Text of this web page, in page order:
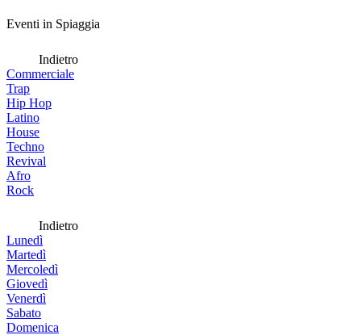
Eventi in Spiaggia
Indietro
Commerciale
Trap
Hip Hop
Latino
House
Techno
Revival
Afro
Rock
Indietro
Lunedì
Martedì
Mercoledì
Giovedì
Venerdì
Sabato
Domenica